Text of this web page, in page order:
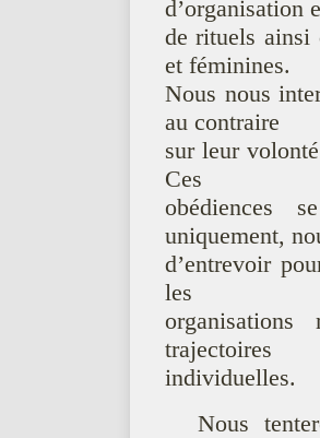
d’organisation
de rituels ainsi
et féminines.
Nous nous
au contraire
sur leur
Ces
obédiences
uniquement,
d’entrevoir
les
trajectoires
individuelles.
Nous